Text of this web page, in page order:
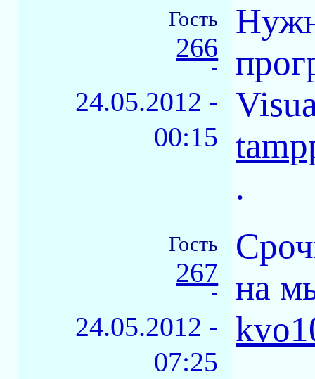
Гость
266
-
24.05.2012 -
00:15
.
Гость
267
-
24.05.2012 -
07:25
на